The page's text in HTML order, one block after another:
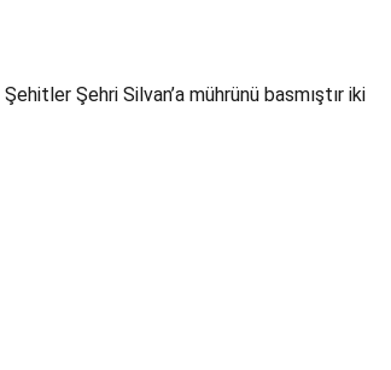
Şehri Silvan’a mührünü basmıştır iki